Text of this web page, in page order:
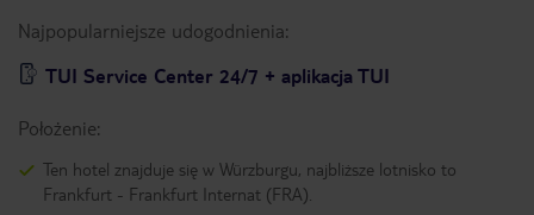
Najpopularniejsze udogodnienia:
TUI Service Center 24/7 + aplikacja TUI
Położenie:
Ten hotel znajduje się w Würzburgu, najbliższe lotnisko to
Frankfurt - Frankfurt Internat (FRA).